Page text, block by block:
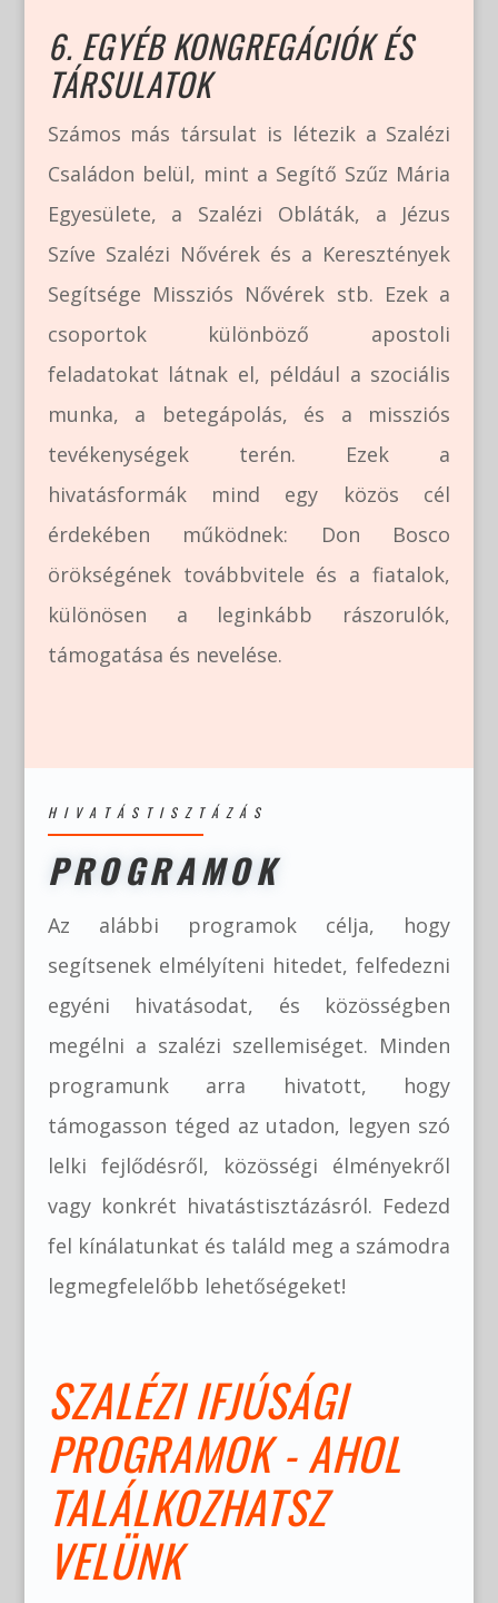
6. EGYÉB KONGREGÁCIÓK ÉS
TÁRSULATOK
Számos más társulat is létezik a Szalézi
Családon belül, mint a Segítő Szűz Mária
Egyesülete, a Szalézi Obláták, a Jézus
Szíve Szalézi Nővérek és a Keresztények
Segítsége Missziós Nővérek stb. Ezek a
csoportok különböző apostoli
feladatokat látnak el, például a szociális
munka, a betegápolás, és a missziós
tevékenységek terén​. Ezek a
hivatásformák mind egy közös cél
érdekében működnek: Don Bosco
örökségének továbbvitele és a fiatalok,
különösen a leginkább rászorulók,
támogatása és nevelése.
HIVATÁSTISZTÁZÁS
PROGRAMOK
Az alábbi programok célja, hogy
segítsenek elmélyíteni hitedet, felfedezni
egyéni hivatásodat, és közösségben
megélni a szalézi szellemiséget. Minden
programunk arra hivatott, hogy
támogasson téged az utadon, legyen szó
lelki fejlődésről, közösségi élményekről
vagy konkrét hivatástisztázásról. Fedezd
fel kínálatunkat és találd meg a számodra
legmegfelelőbb lehetőségeket!
SZALÉZI IFJÚSÁGI
PROGRAMOK - AHOL
TALÁLKOZHATSZ
VELÜNK